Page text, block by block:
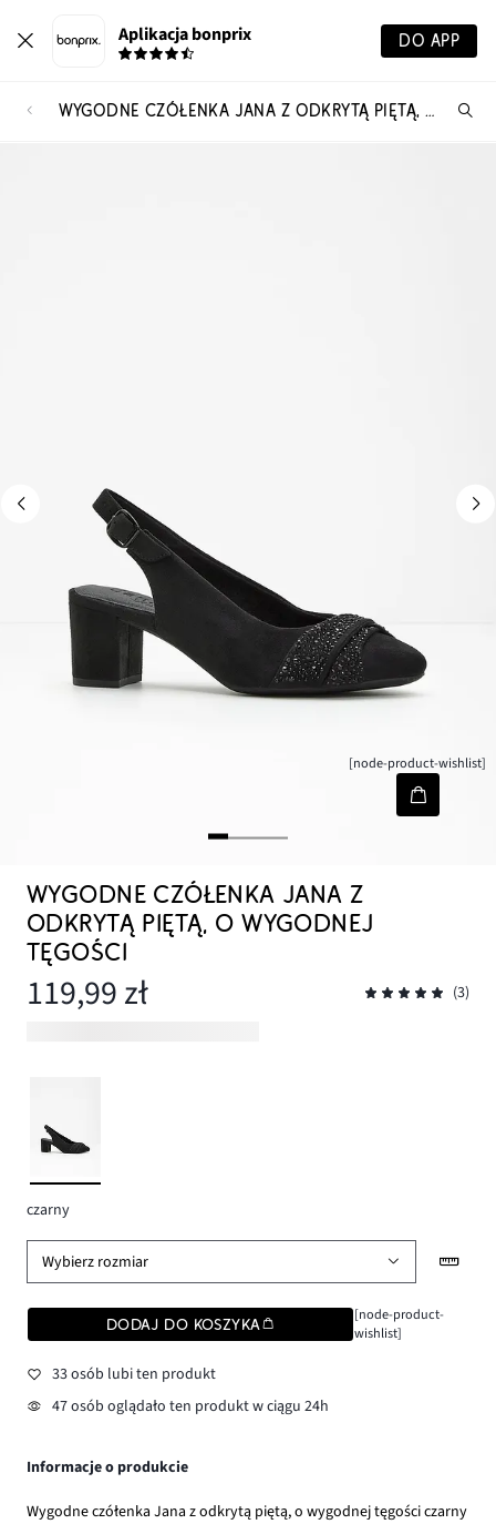
Aplikacja bonprix DO APP
WYGODNE CZÓŁENKA JANA Z ODKRYTĄ PIĘTĄ, O WYGODNEJ TĘGOŚCI
[node-product-wishlist]
WYGODNE CZÓŁENKA JANA Z
ODKRYTĄ PIĘTĄ, O WYGODNEJ
TĘGOŚCI
119,99 zł (3)
czarny
Wybierz rozmiar
DODAJ DO KOSZYKA
[node-product-
wishlist]
33 osób lubi ten produkt
47 osób oglądało ten produkt w ciągu 24h
Informacje o produkcie
Wygodne czółenka Jana z odkrytą piętą, o wygodnej tęgości czarny